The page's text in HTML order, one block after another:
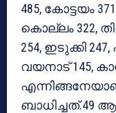
485, കോട്ടയം
കൊല്ലം 322,
254, ഇടുക്കി
വയനാട് 145,
ബാധിച്ചത്.49